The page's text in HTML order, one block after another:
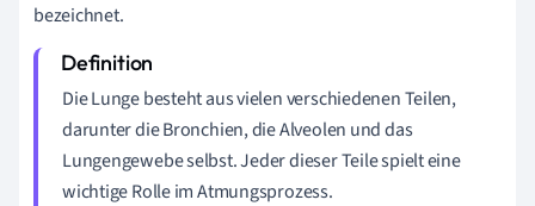
bezeichnet.
Die Lunge besteht aus vielen verschiedenen Teilen,
darunter die Bronchien, die Alveolen und das
Lungengewebe selbst. Jeder dieser Teile spielt eine
wichtige Rolle im Atmungsprozess.